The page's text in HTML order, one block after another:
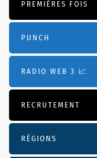
PREMIÈRES FOIS
PUNCH
RADIO WEB 3 📈
RECRUTEMENT
RÉGIONS